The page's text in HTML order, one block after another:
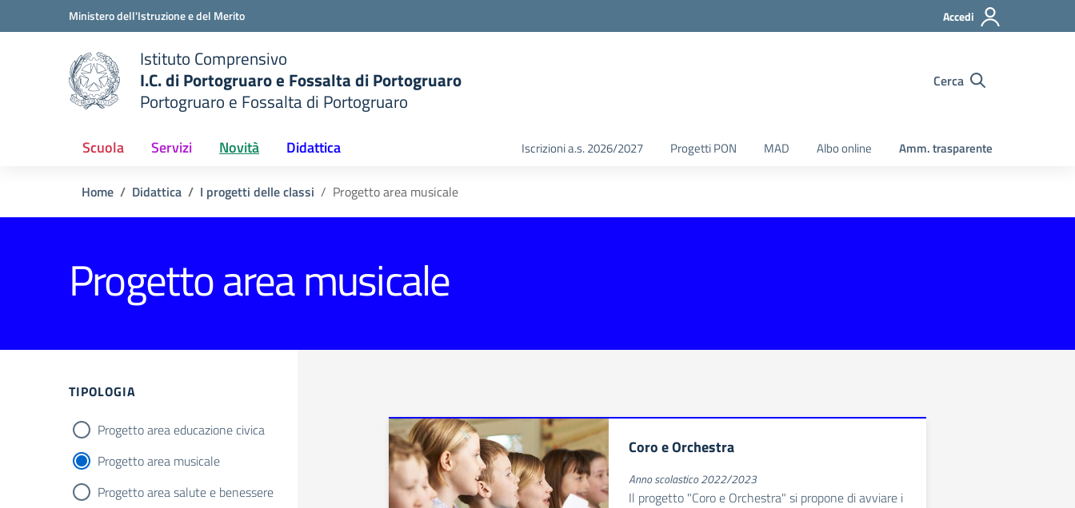
Vai ai contenuti
Vai al menu di navigazioneMinistero dell'Istruzione e del Merito Accedi
Istituto Comprensivo
I.C. di Portogruaro e Fossalta di Portogruaro
Portogruaro e Fossalta di Portogruaro
Cerca
Scuola Servizi Novità Didattica Iscrizioni a.s. 2026/2027 Progetti PON MAD Albo online Amm. trasparente
Home Didattica I progetti delle classi Progetto area musicale
Progetto area musicale
Filtri
TIPOLOGIA
Progetto area educazione civica
Progetto area musicale
Progetto area salute e benessere
Coro e Orchestra
Anno scolastico 2022/2023
Il progetto "Coro e Orchestra" si propone di avviare i